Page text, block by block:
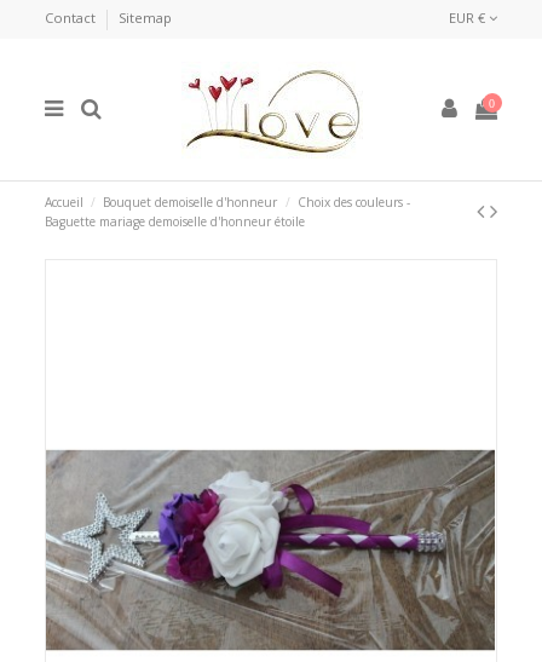
Contact Sitemap EUR €
0
Accueil Bouquet demoiselle d'honneur
Choix des couleurs -
Baguette mariage demoiselle d'honneur étoile